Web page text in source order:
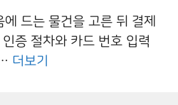
드는 물건을 고른 뒤 결제
증 절차와 카드 번호 입력
더보기